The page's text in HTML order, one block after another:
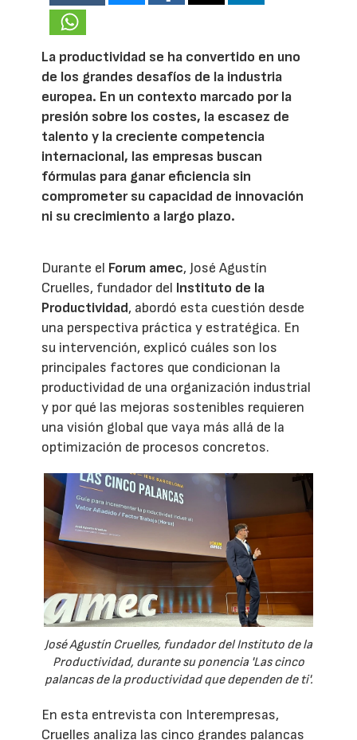
La productividad se ha convertido en uno
de los grandes desafíos de la industria
europea. En un contexto marcado por la
presión sobre los costes, la escasez de
talento y la creciente competencia
internacional, las empresas buscan
fórmulas para ganar eficiencia sin
comprometer su capacidad de innovación
ni su crecimiento a largo plazo.
Durante el Forum amec, José Agustín
Cruelles, fundador del Instituto de la
Productividad, abordó esta cuestión desde
una perspectiva práctica y estratégica. En
su intervención, explicó cuáles son los
principales factores que condicionan la
productividad de una organización industrial
y por qué las mejoras sostenibles requieren
una visión global que vaya más allá de la
optimización de procesos concretos.
José Agustín Cruelles, fundador del Instituto de la
Productividad, durante su ponencia 'Las cinco
palancas de la productividad que dependen de ti'.
En esta entrevista con Interempresas,
Cruelles analiza las cinco grandes palancas